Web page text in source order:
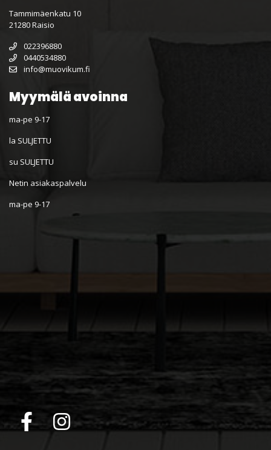
Tammimäenkatu 10
21280 Raisio
022396880
0440534880
info@muovikum.fi
Myymälä avoinna
ma-pe 9-17
la SULJETTU
su SULJETTU
Netin asiakaspalvelu
ma-pe 9-17